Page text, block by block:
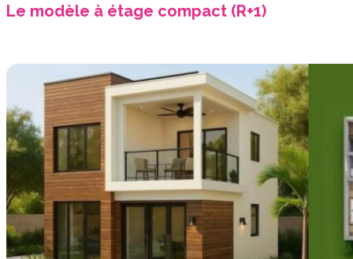
Le modèle à étage compact (R+1)